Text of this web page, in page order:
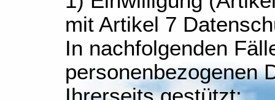
mit Artikel 7
In nachfolgenden
personenbezogenen